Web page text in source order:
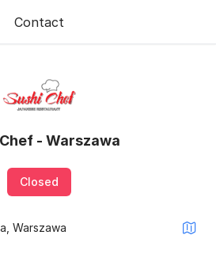
Contact
- Warszawa
Closed
Warszawa